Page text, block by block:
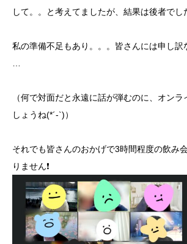
して。。と考えてましたが、結果は後者でし
私の準備不足もあり。。。皆さんには申し
（何で対面だと永遠に話が弾むのに、オン
しょうね(*´-`)）
それでも皆さんのおかげで3時間程度の飲み
りません❗